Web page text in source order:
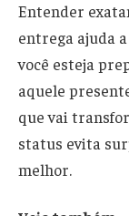
Entender
entrega ajuda
você esteja
aquele
que vai
status evita
melhor.